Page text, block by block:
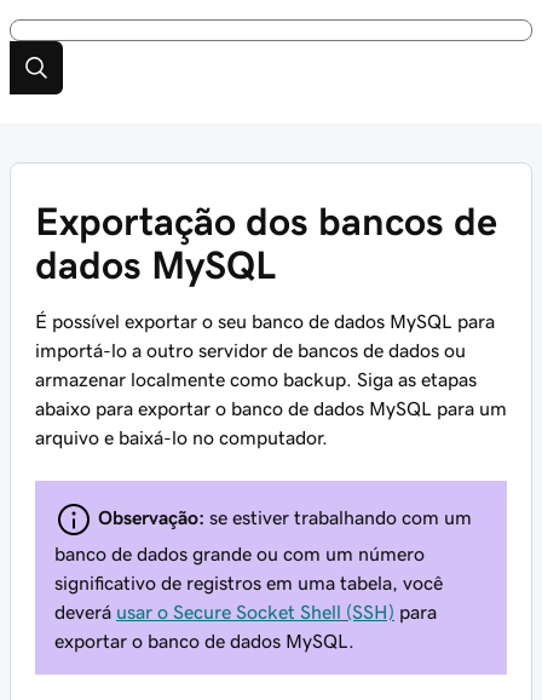
Exportação dos bancos de
dados MySQL
É possível exportar o seu banco de dados MySQL para
importá-lo a outro servidor de bancos de dados ou
armazenar localmente como backup. Siga as etapas
abaixo para exportar o banco de dados MySQL para um
arquivo e baixá-lo no computador.
Observação: se estiver trabalhando com um
banco de dados grande ou com um número
significativo de registros em uma tabela, você
deverá usar o Secure Socket Shell (SSH) para
exportar o banco de dados MySQL.